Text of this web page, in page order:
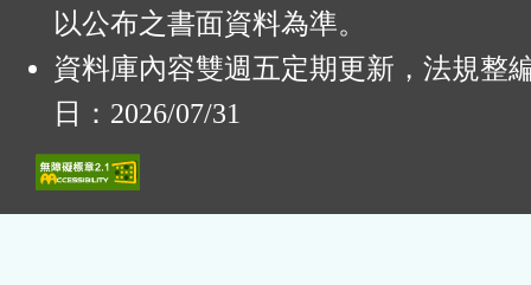
以公布之書面資料為準。
資料庫內容雙週五定期更新，法規整
日：2026/07/31